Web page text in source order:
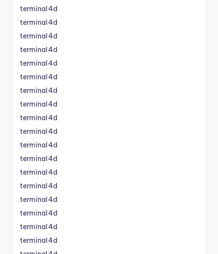
terminal4d
terminal4d
terminal4d
terminal4d
terminal4d
terminal4d
terminal4d
terminal4d
terminal4d
terminal4d
terminal4d
terminal4d
terminal4d
terminal4d
terminal4d
terminal4d
terminal4d
terminal4d